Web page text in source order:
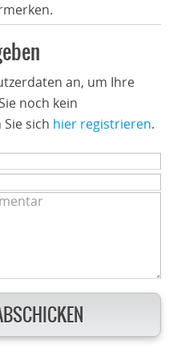
an, um Ihre
noch kein
sich hier registrieren.